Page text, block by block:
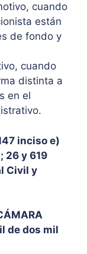
cuando
están
de fondo y
cuando
distinta a
en el
inciso e)
26 y 619
Civil y
de dos mil